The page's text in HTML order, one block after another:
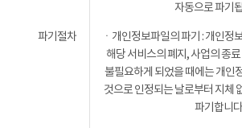
파기절차
자동으로 파기
ㆍ개인정보파일의 파기 : 개인정
해당 서비스의 폐지, 사업의 종
불필요하게 되었을 때에는 개인
것으로 인정되는 날로부터 지체
파기합니